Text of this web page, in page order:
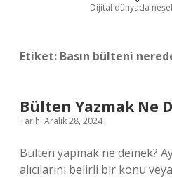
Dijital dünyada
Etiket: Basın bülteni
Bülten Yazmak Ne
Tarih: Aralık 28, 2024
Bülten yapmak ne demek?
alıcılarını belirli bir konu